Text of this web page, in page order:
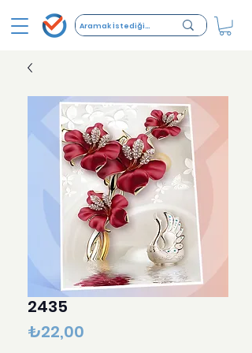
2435
₺22,00